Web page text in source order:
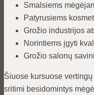
Smalsiems
Patyrusiems
Grožio industrijos
Norintiems įgyti
Grožio salonų
Šiuose kursuose
sritimi besidomintys